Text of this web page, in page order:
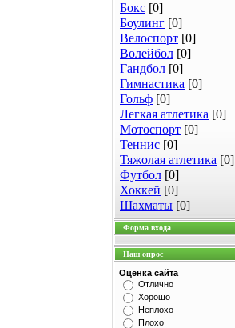
Бокс [0]
Боулинг [0]
Велоспорт [0]
Волейбол [0]
Гандбол [0]
Гимнастика [0]
Гольф [0]
Легкая атлетика [0]
Мотоспорт [0]
Теннис [0]
Тяжолая атлетика [0]
Футбол [0]
Хоккей [0]
Шахматы [0]
Форма входа
Наш опрос
Оценка сайта
Отлично
Хорошо
Неплохо
Плохо